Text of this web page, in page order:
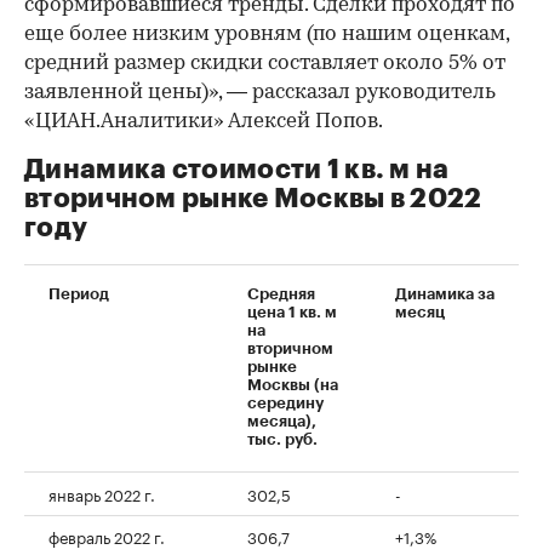
сформировавшиеся тренды. Сделки проходят по
еще более низким уровням (по нашим оценкам,
средний размер скидки составляет около 5% от
заявленной цены)», — рассказал руководитель
«ЦИАН.Аналитики» Алексей Попов.
Динамика стоимости 1 кв. м на
вторичном рынке Москвы в 2022
году
Период
Средняя
цена 1 кв. м
на
вторичном
рынке
Москвы (на
середину
месяца),
тыс. руб.
Динамика за
месяц
январь 2022 г. 302,5
-
февраль 2022 г.
306,7
+1,3%